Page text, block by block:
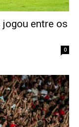
entre os
0